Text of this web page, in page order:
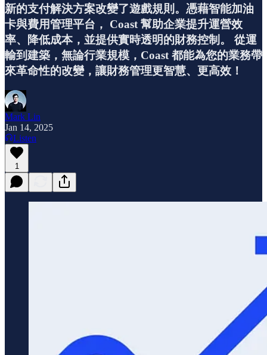
新的支付解決方案改變了遊戲規則。憑藉智能加油
卡與費用管理平台， Coast 幫助企業提升運營效
率、降低成本，並提供實時透明的財務控制。 從運
輸到建築，無論行業規模，Coast 都能為您的業務帶
來革命性的改變，讓財務管理更智慧、更高效！
Mark Lin
Jan 14, 2025
Listen
1